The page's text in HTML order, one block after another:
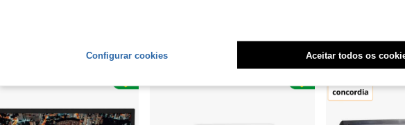
Nacional Envio Nacional
Configurar cookies Aceitar todos os